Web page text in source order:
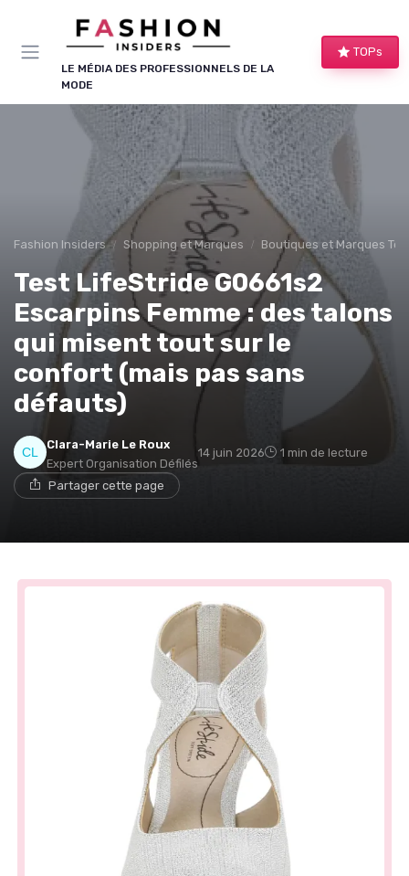
LE MÉDIA DES PROFESSIONNELS DE LA
MODE
TOPs
Fashion Insiders Shopping et Marques Boutiques et Marques
Test LifeStride G0661s2
Escarpins Femme : des talons
qui misent tout sur le
confort (mais pas sans
défauts)
Clara-Marie Le Roux
Expert Organisation Défilés
14 juin 2026 1 min de lecture
Partager cette page